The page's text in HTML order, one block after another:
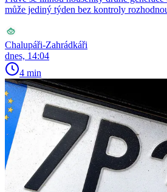
může jediný týden bez kontroly
Chalupáři-Zahrádkáři
dnes, 14:04
4 min